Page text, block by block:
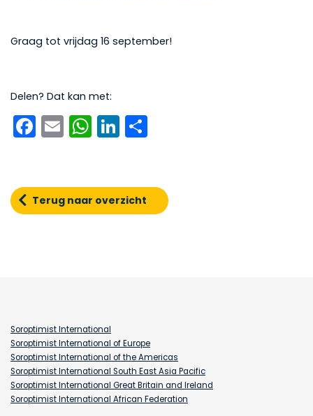
Graag tot vrijdag 16 september!
Delen? Dat kan met:
Facebook
EmailWhatsApp
LinkedIn
Terug naar overzicht
Soroptimist International
Soroptimist International of Europe
Soroptimist International of the Americas
Soroptimist International South East Asia Pacific
Soroptimist International Great Britain and Ireland
Soroptimist International African Federation